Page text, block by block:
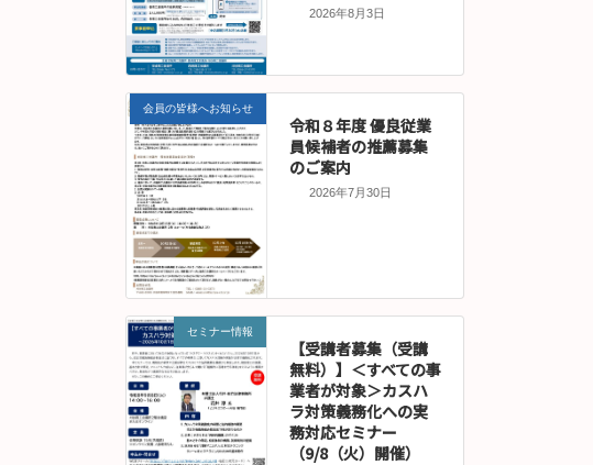
2026年8月3日
会員の皆様へお知らせ
令和８年度 優良従業
員候補者の推薦募集
のご案内
2026年7月30日
セミナー情報
【受講者募集（受講
無料）】＜すべての事
業者が対象＞カスハ
ラ対策義務化への実
務対応セミナー
（9/8（火）開催）